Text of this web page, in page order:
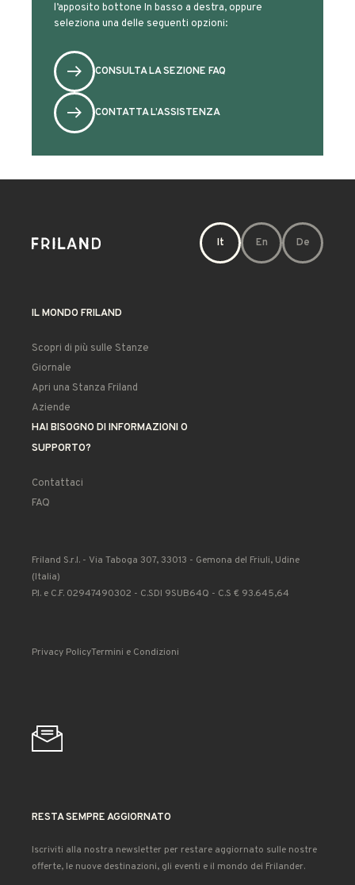
l’apposito bottone In basso a destra, oppure
seleziona una delle seguenti opzioni:
CONSULTA LA SEZIONE FAQ
CONTATTA L’ASSISTENZA
It En De
IL MONDO FRILAND
Scopri di più sulle Stanze
Giornale
Apri una Stanza Friland
Aziende
HAI BISOGNO DI INFORMAZIONI O
SUPPORTO?
Contattaci
FAQ
Friland S.r.l. - Via Taboga 307, 33013 - Gemona del Friuli, Udine
(Italia)
P.I. e C.F. 02947490302 - C.SDI 9SUB64Q - C.S € 93.645,64
Privacy PolicyTermini e Condizioni
RESTA SEMPRE AGGIORNATO
Iscriviti alla nostra newsletter per restare aggiornato sulle nostre
offerte, le nuove destinazioni, gli eventi e il mondo dei Frilander.